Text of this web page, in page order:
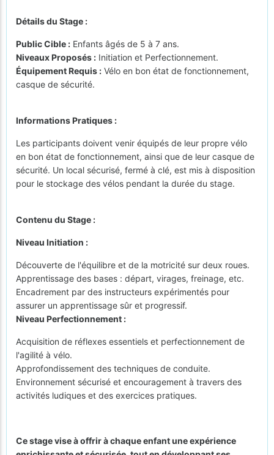
Détails du Stage :
Public Cible : Enfants âgés de 5 à 7 ans.
Niveaux Proposés : Initiation et Perfectionnement.
Équipement Requis : Vélo en bon état de fonctionnement,
casque de sécurité.
Informations Pratiques :
Les participants doivent venir équipés de leur propre vélo
en bon état de fonctionnement, ainsi que de leur casque de
sécurité. Un local sécurisé, fermé à clé, est mis à disposition
pour le stockage des vélos pendant la durée du stage.
Contenu du Stage :
Niveau Initiation :
Découverte de l'équilibre et de la motricité sur deux roues.
Apprentissage des bases : départ, virages, freinage, etc.
Encadrement par des instructeurs expérimentés pour
assurer un apprentissage sûr et progressif.
Niveau Perfectionnement :
Acquisition de réflexes essentiels et perfectionnement de
l'agilité à vélo.
Approfondissement des techniques de conduite.
Environnement sécurisé et encouragement à travers des
activités ludiques et des exercices pratiques.
Ce stage vise à offrir à chaque enfant une expérience